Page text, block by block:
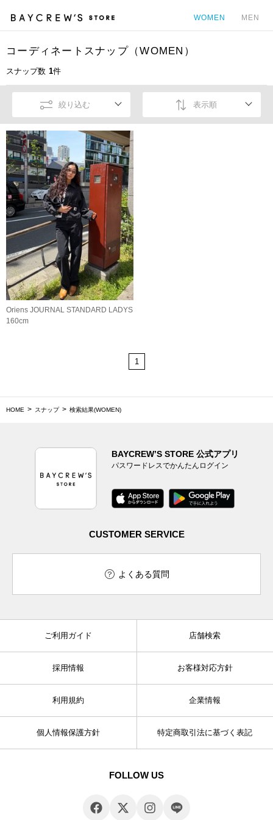
WOMEN MEN
コーディネートスナップ（WOMEN）
スナップ数 1件
絞り込む 表示順
Oriens JOURNAL STANDARD LADYS
160cm
1
HOME スナップ 検索結果(WOMEN)
BAYCREW’S STORE 公式アプリ
パスワードレスでかんたんログイン
CUSTOMER SERVICE
よくある質問
ご利用ガイド 店舗検索
採用情報 お客様対応方針
利用規約 企業情報
個人情報保護方針 特定商取引法に基づく表記
FOLLOW US